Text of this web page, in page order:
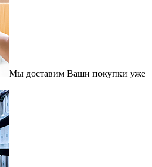
Мы доставим Ваши покупки уже